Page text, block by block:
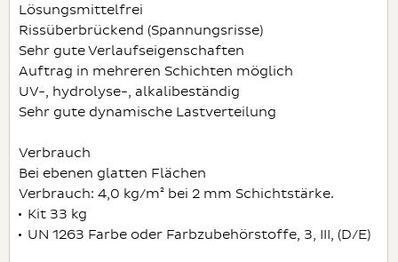
Lösungsmittelfrei
Rissüberbrückend (Spannungsrisse)
Sehr gute Verlaufseigenschaften
Auftrag in mehreren Schichten möglich
UV-, hydrolyse-, alkalibeständig
Sehr gute dynamische Lastverteilung
Verbrauch
Bei ebenen glatten Flächen
Verbrauch: 4,0 kg/m² bei 2 mm Schichtstärke.
Kit 33 kg
UN 1263 Farbe oder Farbzubehörstoffe, 3, III, (D/E)